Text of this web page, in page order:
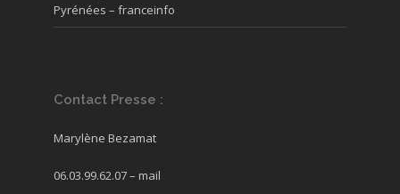
Pyrénées – franceinfo
Contact Presse :
Marylène Bezamat
06.03.99.62.07 – mail